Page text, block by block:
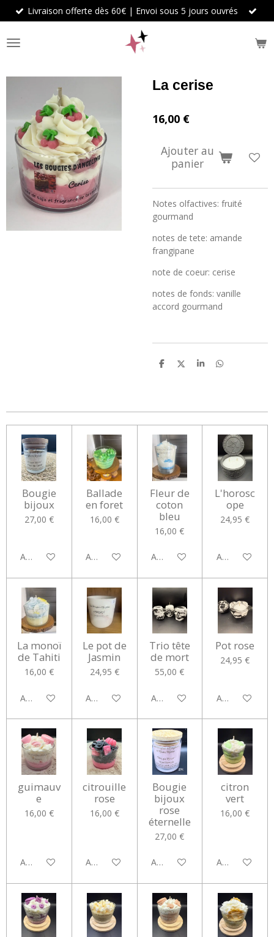
Passer
au
contenu
principal
Livraison offerte dès 60€ | Envoi sous 5 jours ouvrés
La cerise
16,00 €
Ajouter au
panier
Notes olfactives: fruité
gourmand
notes de tete: amande
frangipane
note de coeur: cerise
notes de fonds: vanille
accord gourmand
P
g
r
P
g
r
P
g
r
P
g
r
Bougie
bijoux
27,00 €
Ajouter au panier
Ballade
en foret
16,00 €
Ajouter au panier
Fleur de
coton
bleu
16,00 €
Ajouter au panier
L'horosc
ope
24,95 €
Ajouter au
La monoï
de Tahiti
16,00 €
Ajouter au panier
Le pot de
Jasmin
24,95 €
Ajouter au panier
Trio tête
de mort
55,00 €
Ajouter au panier
Pot rose
24,95 €
Ajouter au
guimauv
e
16,00 €
Ajouter au panier
citrouille
rose
16,00 €
Ajouter au panier
Bougie
bijoux
rose
éternelle
27,00 €
Ajouter au panier
citron
vert
16,00 €
Ajouter au